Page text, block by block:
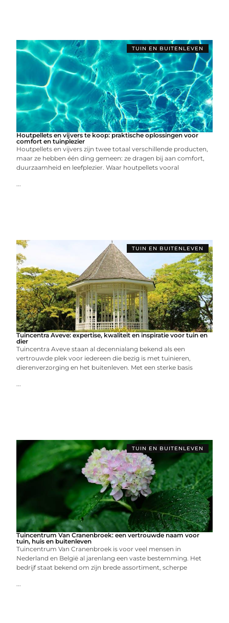
TUIN EN BUITENLEVEN
Houtpellets en vijvers te koop: praktische oplossingen voor
comfort en tuinplezier
Houtpellets en vijvers zijn twee totaal verschillende producten,
maar ze hebben één ding gemeen: ze dragen bij aan comfort,
duurzaamheid en leefplezier. Waar houtpellets vooral
...
TUIN EN BUITENLEVEN
Tuincentra Aveve: expertise, kwaliteit en inspiratie voor tuin en
dier
Tuincentra Aveve staan al decennialang bekend als een
vertrouwde plek voor iedereen die bezig is met tuinieren,
dierenverzorging en het buitenleven. Met een sterke basis
...
TUIN EN BUITENLEVEN
Tuincentrum Van Cranenbroek: een vertrouwde naam voor
tuin, huis en buitenleven
Tuincentrum Van Cranenbroek is voor veel mensen in
Nederland en België al jarenlang een vaste bestemming. Het
bedrijf staat bekend om zijn brede assortiment, scherpe
...